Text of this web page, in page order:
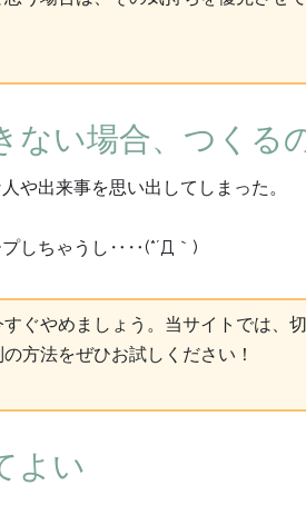
ない場合、つくる
や出来事を思い出してしまった。
プしちゃうし‥‥(*´Д｀)
ぐやめましょう。当サイトでは、
方法をぜひお試しください！
よい